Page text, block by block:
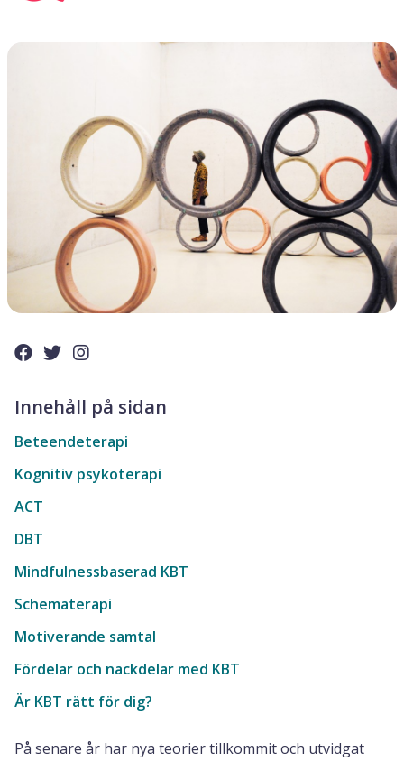
På senare år har nya teorier tillkommit och utvidgat
Innehåll på sidan
Beteendeterapi
Kognitiv psykoterapi
ACT
DBT
Mindfulnessbaserad KBT
Schematerapi
Motiverande samtal
Fördelar och nackdelar med KBT
Är KBT rätt för dig?